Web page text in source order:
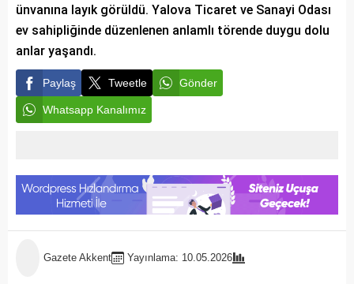
ünvanına layık görüldü. Yalova Ticaret ve Sanayi Odası
ev sahipliğinde düzenlenen anlamlı törende duygu dolu
anlar yaşandı.
Paylaş Tweetle Gönder
Whatsapp Kanalımız
Gazete Akkent Yayınlama: 10.05.2026